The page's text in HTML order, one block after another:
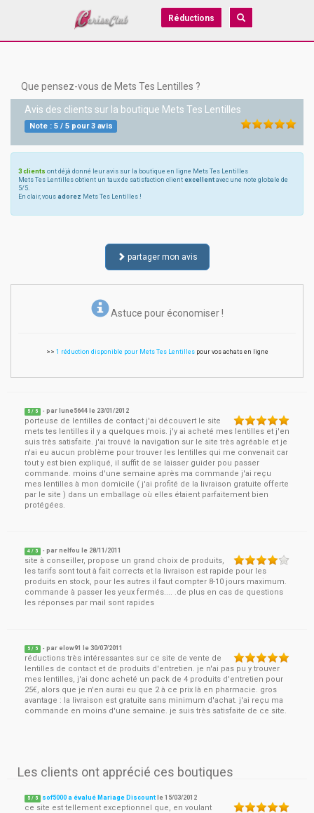
Réductions
Que pensez-vous de Mets Tes Lentilles ?
Avis des clients sur la boutique Mets Tes Lentilles
Note : 5/ 5pour3avis
3 clients ont déjà donné leur avis sur la boutique en ligne Mets Tes Lentilles
Mets Tes Lentilles obtient un taux de satisfaction client excellent avec une note globale de
5/5.
En clair, vous adorez Mets Tes Lentilles !
partager mon avis
Astuce pour économiser !
>> 1 réduction disponible pour Mets Tes Lentillespour vos achats en ligne
5 / 5 - par lune5644 le 23/01/2012
porteuse de lentilles de contact j'ai découvert le site
mets tes lentilles il y a quelques mois. j'y ai acheté mes lentilles et j'en
suis très satisfaite. j'ai trouvé la navigation sur le site très agréable et je
n'ai eu aucun problème pour trouver les lentilles qui me convenait car
tout y est bien expliqué, il suffit de se laisser guider pou passer
commande. moins d'une semaine après ma commande j'ai reçu
mes lentilles à mon domicile ( j'ai profité de la livraison gratuite offerte
par le site ) dans un emballage où elles étaient parfaitement bien
protégées.
4 / 5 - parnelfou le 28/11/2011
site à conseiller, propose un grand choix de produits,
les tarifs sont tout à fait corrects et la livraison est rapide pour les
produits en stock, pour les autres il faut compter 8-10 jours maximum.
commande à passer les yeux fermés.... .de plus en cas de questions
les réponses par mail sont rapides
5 / 5 - parelow91 le30/07/2011
réductions très intéressantes sur ce site de vente de
lentilles de contact et de produits d'entretien. je n'ai pas pu y trouver
mes lentilles, j'ai donc acheté un pack de 4 produits d'entretien pour
25€, alors que je n'en aurai eu que 2 à ce prix là en pharmacie. gros
avantage : la livraison est gratuite sans minimum d'achat. j'ai reçu ma
commande en moins d'une semaine. je suis très satisfaite de ce site.
Les clients ont apprécié ces boutiques
5 / 5 sof5000 a évalué Mariage Discount le15/03/2012
ce site est tellement exceptionnel que, en voulant